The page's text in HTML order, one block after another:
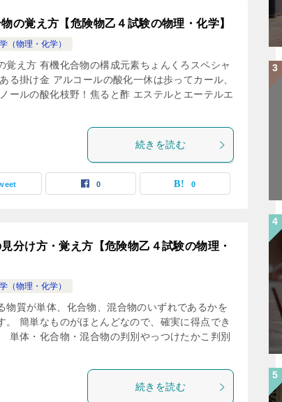
の覚え方【危険物乙４試験の物理・化学】
（物理・化学）
覚え方 有機化合物の構成元素ちょんくろスペシャ
る掛け金 アルコールの酸化一休は歩ってカール、
ールの酸化枝野！焦ると酢 エステルとエーテルエ
続きを読む
0 0
分け方・覚え方【危険物乙４試験の物理・
（物理・化学）
物質が単体、化合物、混合物のいずれであるかを
。 簡単なものがほとんどなので、確実に得点でき
単体・化合物・混合物の判別やっつけたかこ判別
続きを読む